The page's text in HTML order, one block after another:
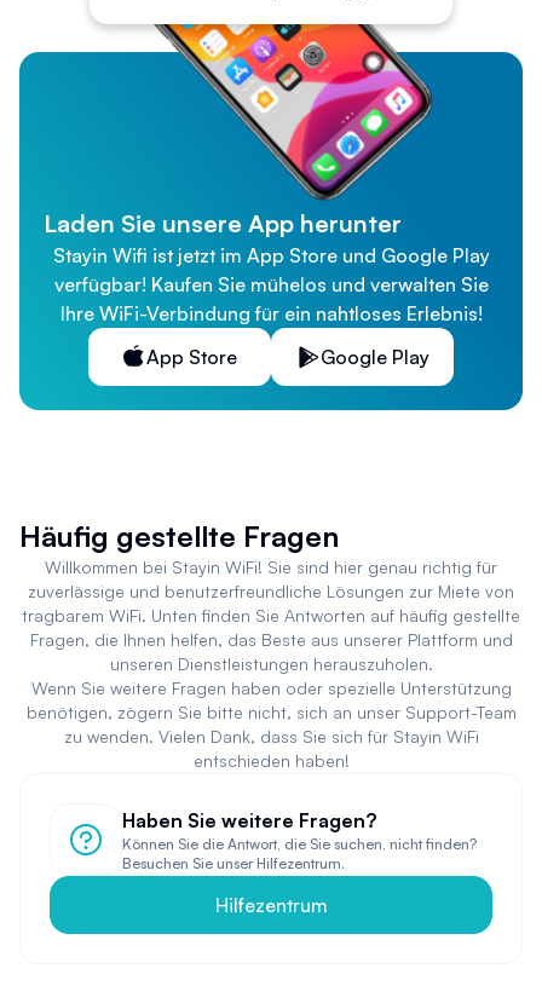
Laden Sie unsere App herunter
Stayin Wifi ist jetzt im App Store und Google Play
verfügbar! Kaufen Sie mühelos und verwalten Sie
Ihre WiFi-Verbindung für ein nahtloses Erlebnis!
App Store
Google Play
Häufig gestellte Fragen
Willkommen bei Stayin WiFi! Sie sind hier genau richtig für
zuverlässige und benutzerfreundliche Lösungen zur Miete von
tragbarem WiFi. Unten finden Sie Antworten auf häufig gestellte
Fragen, die Ihnen helfen, das Beste aus unserer Plattform und
unseren Dienstleistungen herauszuholen.
Wenn Sie weitere Fragen haben oder spezielle Unterstützung
benötigen, zögern Sie bitte nicht, sich an unser Support-Team
zu wenden. Vielen Dank, dass Sie sich für Stayin WiFi
entschieden haben!
Haben Sie weitere Fragen?
Können Sie die Antwort, die Sie suchen, nicht finden?
Besuchen Sie unser Hilfezentrum.
Hilfezentrum